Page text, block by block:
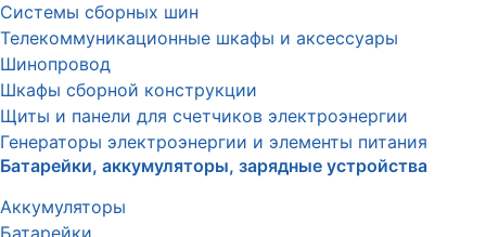
Системы сборных шин
Телекоммуникационные шкафы и аксессуары
Шинопровод
Шкафы сборной конструкции
Щиты и панели для счетчиков электроэнергии
Генераторы электроэнергии и элементы питания
Батарейки, аккумуляторы, зарядные устройства
Аккумуляторы
Батарейки